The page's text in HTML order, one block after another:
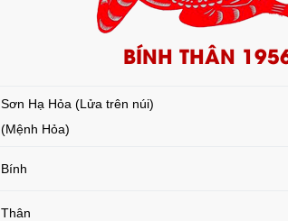
BÍNH THÂN
Sơn Hạ Hỏa (Lửa trên núi)
(Mệnh Hỏa)
Bính
Thân